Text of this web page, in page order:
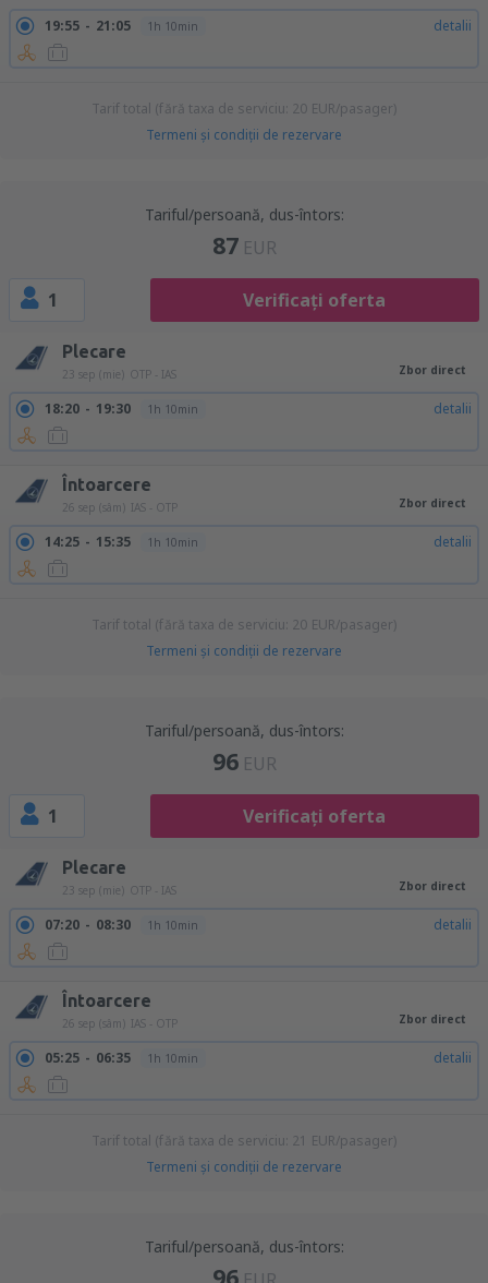
19:55 21:05 1h 10min detalii
Tarif total (fără taxa de serviciu: 20 EUR/pasager)
Termeni şi condiţii de rezervare
Tariful/persoană, dus-întors:
87 EUR
1 Verificați oferta
Plecare
23 sep (mie) OTP - IAS Zbor direct
18:20 19:30 1h 10min detalii
Întoarcere
26 sep (sâm) IAS - OTP Zbor direct
14:25 15:35 1h 10min detalii
Tarif total (fără taxa de serviciu: 20 EUR/pasager)
Termeni şi condiţii de rezervare
Tariful/persoană, dus-întors:
96 EUR
1 Verificați oferta
Plecare
23 sep (mie) OTP - IAS Zbor direct
07:20 08:30 1h 10min detalii
Întoarcere
26 sep (sâm) IAS - OTP Zbor direct
05:25 06:35 1h 10min detalii
Tarif total (fără taxa de serviciu: 21 EUR/pasager)
Termeni şi condiţii de rezervare
Tariful/persoană, dus-întors: